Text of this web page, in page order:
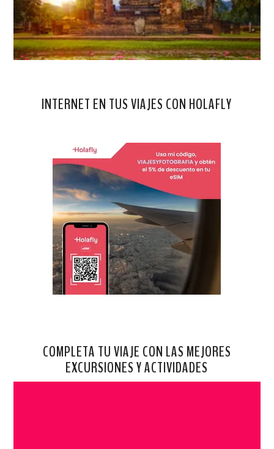
INTERNET EN TUS VIAJES CON HOLAFLY
COMPLETA TU VIAJE CON LAS MEJORES
EXCURSIONES Y ACTIVIDADES